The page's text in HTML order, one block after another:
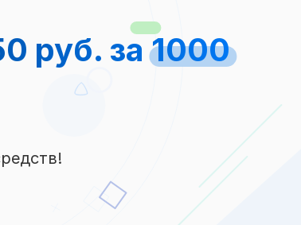
руб. за 1000